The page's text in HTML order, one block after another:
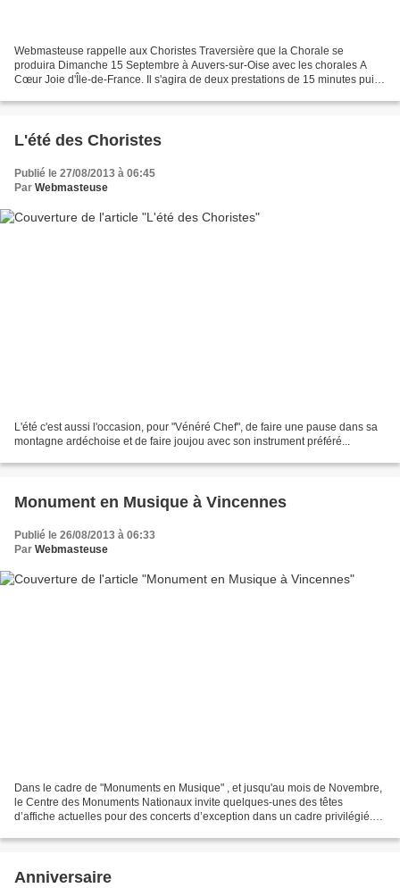
Webmasteuse rappelle aux Choristes Traversière que la Chorale se
produira Dimanche 15 Septembre à Auvers-sur-Oise avec les chorales A
Cœur Joie d'Île-de-France. Il s'agira de deux prestations de 15 minutes puis
L'été des Choristes
Publié le 27/08/2013 à 06:45
Par Webmasteuse
L'été c'est aussi l'occasion, pour "Vénéré Chef", de faire une pause dans sa
montagne ardéchoise et de faire joujou avec son instrument préféré...
Monument en Musique à Vincennes
Publié le 26/08/2013 à 06:33
Par Webmasteuse
Dans le cadre de "Monuments en Musique" , et jusqu'au mois de Novembre,
le Centre des Monuments Nationaux invite quelques-unes des têtes
d’affiche actuelles pour des concerts d’exception dans un cadre privilégié.
Anniversaire